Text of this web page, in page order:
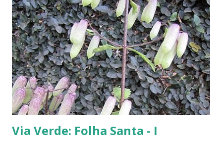
jabuticabeira. Foi aí que soubemos que tínhamos um pé de angico.
Eles nos disseram que de onde tinham plantado as mudas havia muito
angiqueiro. Alguma sementinha viajou junto. Pensamos mudá-lo para
outro lugar. Mas ele foi ficando. Quanto mais crescia, mais difícil seria
deslocá-lo. Hoje ele continua lá, coladinho ao pé de jabuticaba,
fazendo sombra para ...
Via Verde: Folha Santa - I